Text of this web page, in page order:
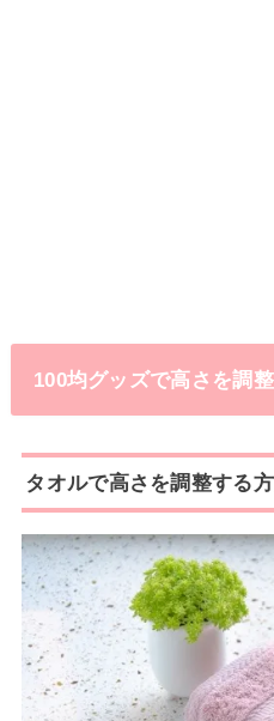
100均グッズで高さを調
タオルで高さを調整する